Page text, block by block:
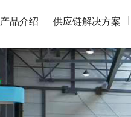
产品介绍 供应链解决方案